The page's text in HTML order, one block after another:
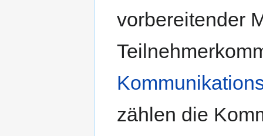
vorbereitender
zählen die